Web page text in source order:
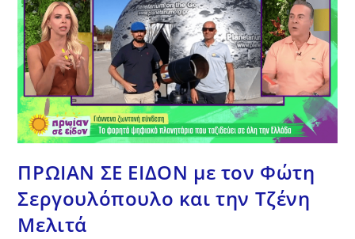
ΠΡΩΙΑΝ ΣΕ ΕΙΔΟΝ με τον Φώτη
Σεργουλόπουλο και την Τζένη
Μελιτά